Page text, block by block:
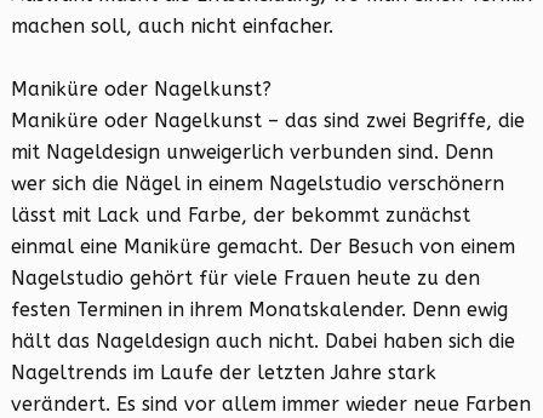
machen soll, auch nicht einfacher.
Maniküre oder Nagelkunst?
Maniküre oder Nagelkunst – das sind zwei Begriffe, die
mit Nageldesign unweigerlich verbunden sind. Denn
wer sich die Nägel in einem Nagelstudio verschönern
lässt mit Lack und Farbe, der bekommt zunächst
einmal eine Maniküre gemacht. Der Besuch von einem
Nagelstudio gehört für viele Frauen heute zu den
festen Terminen in ihrem Monatskalender. Denn ewig
hält das Nageldesign auch nicht. Dabei haben sich die
Nageltrends im Laufe der letzten Jahre stark
verändert. Es sind vor allem immer wieder neue Farben